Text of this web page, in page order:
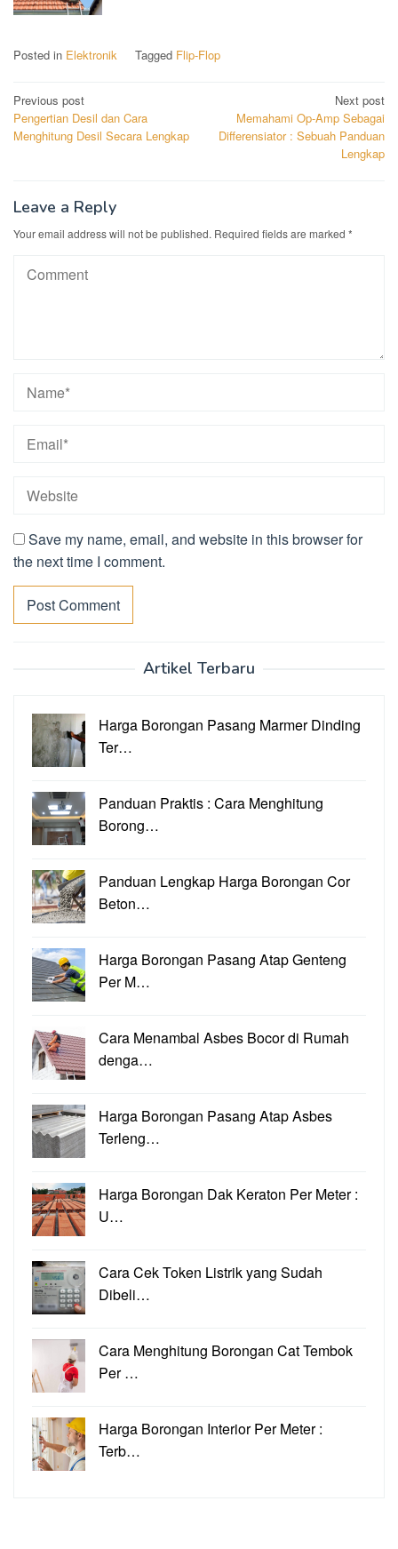
Posted in Elektronik Tagged Flip-Flop
Post
navigation
Previous post
Pengertian Desil dan Cara
Menghitung Desil Secara Lengkap
Next post
Memahami Op-Amp Sebagai
Differensiator : Sebuah Panduan
Lengkap
Leave a Reply
Your email address will not be published. Required fields are marked *
Save my name, email, and website in this browser for
the next time I comment.
Artikel Terbaru
Harga Borongan Pasang Marmer Dinding
Ter…
Panduan Praktis : Cara Menghitung
Borong…
Panduan Lengkap Harga Borongan Cor
Beton…
Harga Borongan Pasang Atap Genteng
Per M…
Cara Menambal Asbes Bocor di Rumah
denga…
Harga Borongan Pasang Atap Asbes
Terleng…
Harga Borongan Dak Keraton Per Meter :
U…
Cara Cek Token Listrik yang Sudah
Dibeli…
Cara Menghitung Borongan Cat Tembok
Per …
Harga Borongan Interior Per Meter :
Terb…